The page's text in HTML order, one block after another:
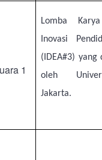
1
Lomba
Inovasi
(IDEA#3) yang
oleh
Jakarta.